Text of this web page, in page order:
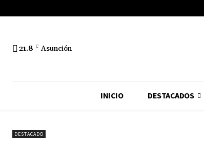
21.8 C Asunción
INICIO DESTACADOS
DESTACADO